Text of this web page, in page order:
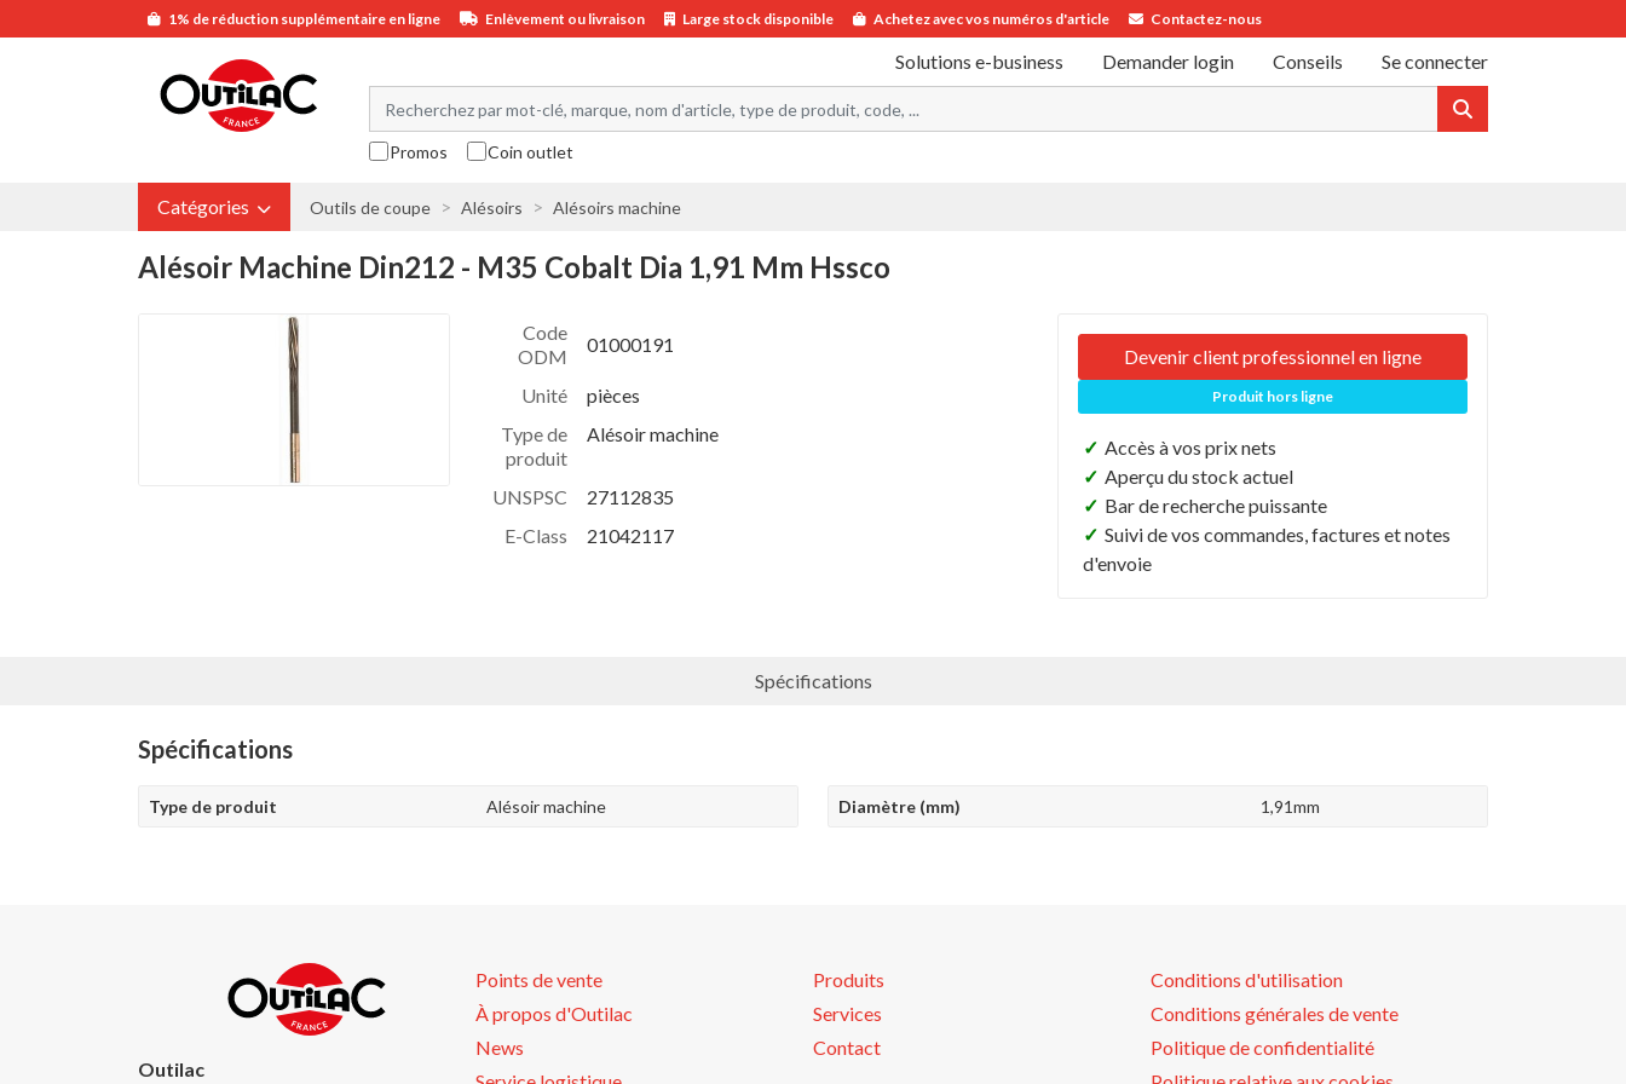
1% de réduction supplémentaire en ligne Enlèvement ou livraison Large stock disponible Achetez avec vos numéros d'article Contactez-nous
Solutions e-business Demander login Conseils Se connecter
Promos Coin outlet
Catégories Outils de coupe Alésoirs Alésoirs machine
Alésoir Machine Din212 - M35 Cobalt Dia 1,91 Mm Hssco
Code
ODM
01000191
Unité
pièces
Type de
produit
Alésoir machine
UNSPSC
27112835
E-Class
21042117
Devenir client professionnel en ligne
Produit hors ligne
✓ Accès à vos prix nets
✓ Aperçu du stock actuel
✓ Bar de recherche puissante
✓ Suivi de vos commandes, factures et notes
d'envoie
Spécifications
Spécifications
Type de produit Alésoir machine Diamètre (mm) 1,91mm
Outilac
Points de vente
À propos d'Outilac
News
Produits
Services
Contact
Conditions d'utilisation
Conditions générales de vente
Politique de confidentialité